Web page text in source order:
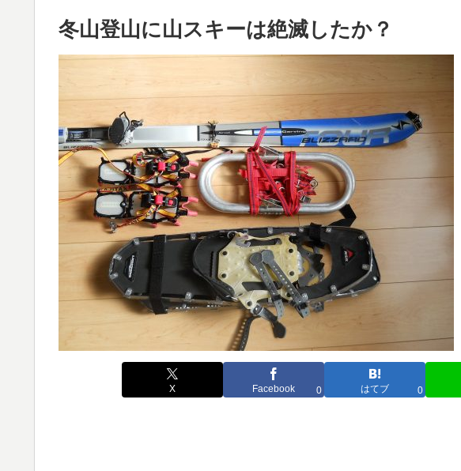
冬山登山に山スキーは絶滅したか？
X Facebook 0 はてブ 0